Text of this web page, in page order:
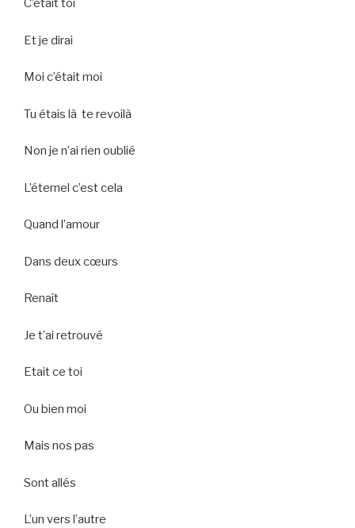
C’était toi
Et je dirai
Moi c’était moi
Tu étais là te revoilà
Non je n’ai rien oublié
L’éternel c’est cela
Quand l’amour
Dans deux cœurs
Renaît
Je t’ai retrouvé
Etait ce toi
Ou bien moi
Mais nos pas
Sont allés
L’un vers l’autre